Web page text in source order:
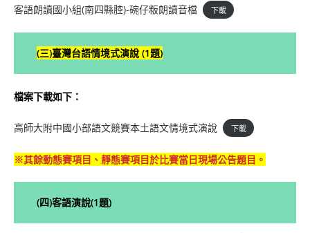
客語朗讀國小組(南四縣腔)-碗仔粄朗讀音檔 下載
(三)臺灣台語情境式演說 (1題)
檔案下載如下：
高師大附中國小部語文競賽本土語文情境式演說 下載
※其餘動態賽項目、靜態賽項目於比賽當日現場公告題目。
(四)客語演說(1題)